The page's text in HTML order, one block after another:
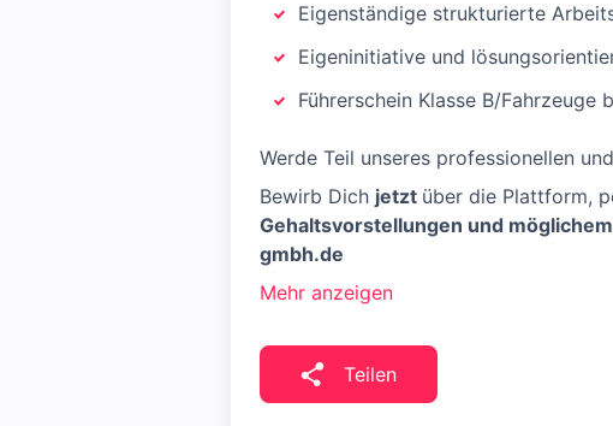
Eigenständige strukturierte
Eigeninitiative und
Führerschein Klasse B/Fahrzeuge
Werde Teil unseres professionellen
Bewirb Dich jetzt über die Plattform,
Gehaltsvorstellungen und
gmbh.de
Mehr anzeigen
Teilen